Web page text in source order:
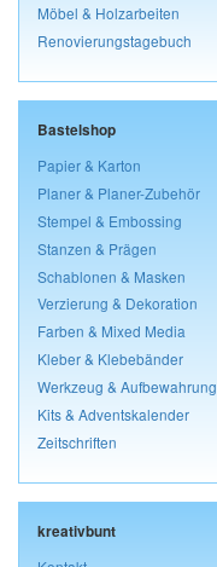
Möbel & Holzarbeiten
Renovierungstagebuch
Bastelshop
Papier & Karton
Planer & Planer-Zubehör
Stempel & Embossing
Stanzen & Prägen
Schablonen & Masken
Verzierung & Dekoration
Farben & Mixed Media
Kleber & Klebebänder
Werkzeug & Aufbewahrung
Kits & Adventskalender
Zeitschriften
kreativbunt